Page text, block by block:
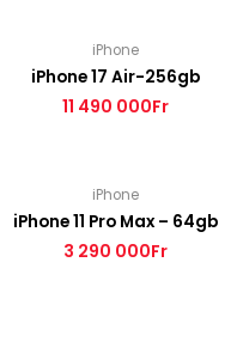
iPhone
iPhone 17 Air-256gb
11 490 000Fr
iPhone
iPhone 11 Pro Max – 64gb
3 290 000Fr